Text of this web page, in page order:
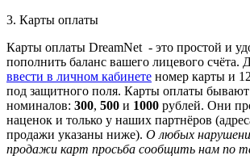
3. Карты оплаты
Карты оплаты DreamNet - это простой и
пополнить баланс вашего лицевого счёта.
ввести в личном кабинете номер карты и
под защитного поля. Карты оплаты бывают
номиналов: 300, 500 и 1000 рублей. Они
наценок и только у наших партнёров
продажи указаны ниже). О любых
продажи карт просьба сообщить нам по